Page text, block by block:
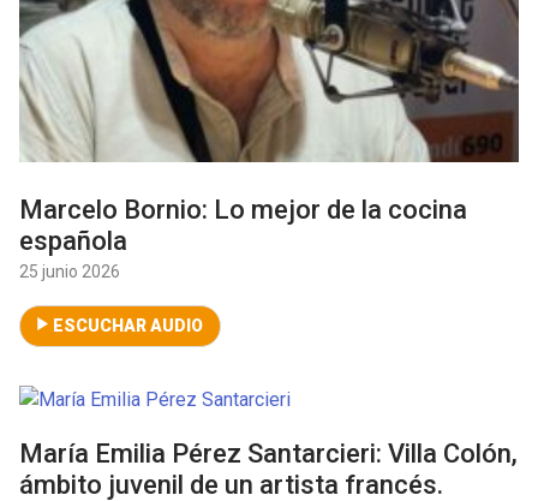
Marcelo Bornio: Lo mejor de la cocina
española
25 junio 2026
ESCUCHAR AUDIO
María Emilia Pérez Santarcieri: Villa Colón,
ámbito juvenil de un artista francés.